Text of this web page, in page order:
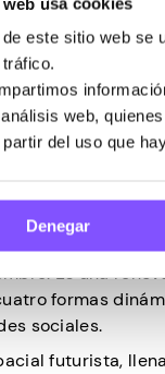
este sitio web se
web,
partir del uso que
Denegar
Gana
Es una
formas
sociales.
futurista,